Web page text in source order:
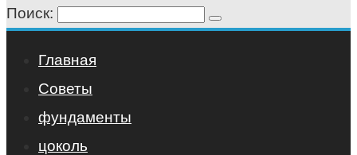
Поиск:
Главная
Советы
фундаменты
цоколь